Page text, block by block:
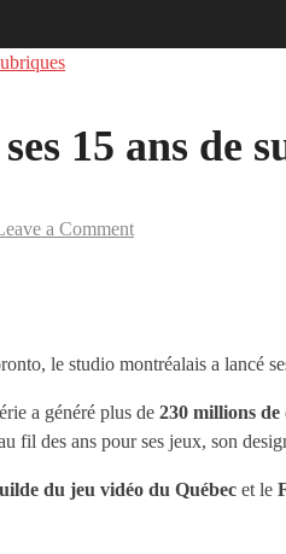
15 ans de
a Comment
le studio montréalais a lancé
a généré plus de 230 millions
fil des ans pour ses jeux, son
du jeu vidéo du Québec et le